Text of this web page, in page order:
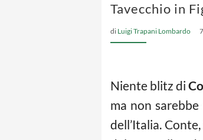
Tavecchio in
di Luigi Trapani Lombardo
Niente blitz di
ma non
dell’Italia.